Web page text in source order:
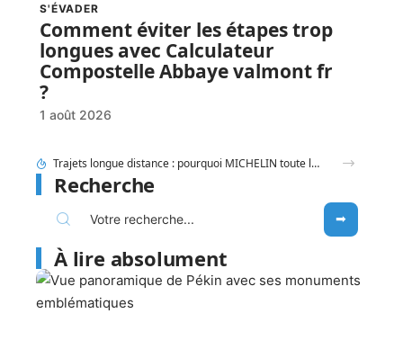
S'ÉVADER
Comment éviter les étapes trop
longues avec Calculateur
Compostelle Abbaye valmont fr
?
1 août 2026
Entauvergne.fr destination ou offices de tourisme locaux : quel réflexe adopter ?
Recherche
À lire absolument